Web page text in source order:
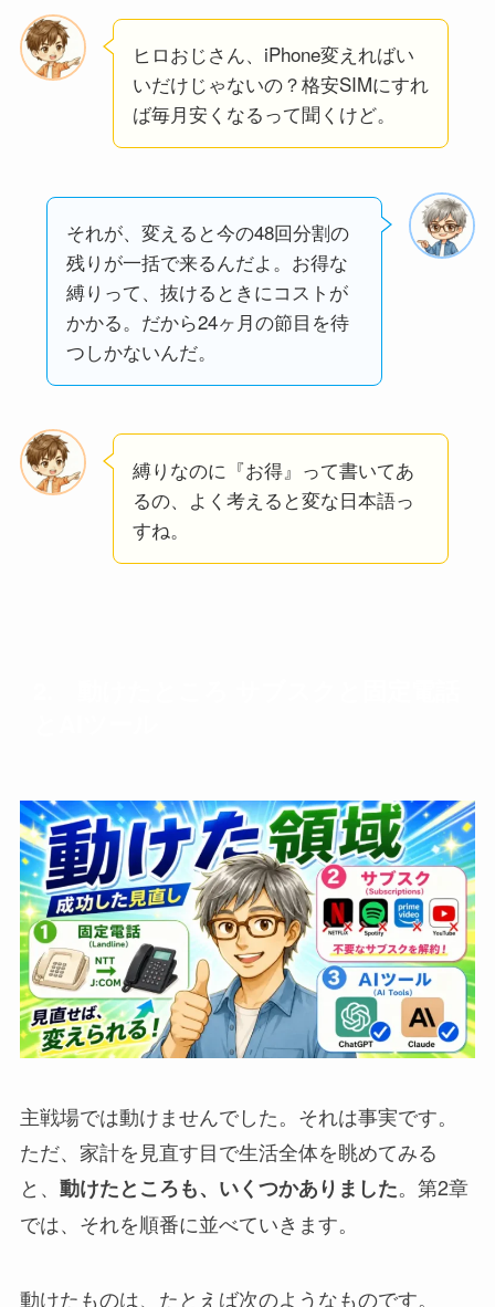
ヒロおじさん、iPhone変えればい
いだけじゃないの？格安SIMにすれ
ば毎月安くなるって聞くけど。
それが、変えると今の48回分割の
残りが一括で来るんだよ。お得な
縛りって、抜けるときにコストが
かかる。だから24ヶ月の節目を待
つしかないんだ。
縛りなのに『お得』って書いてあ
るの、よく考えると変な日本語っ
すね。
主戦場では動けませんでした。それは事実です。
ただ、家計を見直す目で生活全体を眺めてみる
と、 動けたところも、いくつかありました。第2章
では、それを順番に並べていきます。
動けたものは、たとえば次のようなものです。